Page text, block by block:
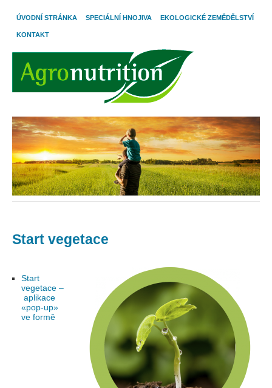
ÚVODNÍ STRÁNKA SPECIÁLNÍ HNOJIVA EKOLOGICKÉ ZEMĚDĚLSTVÍ
KONTAKT
Start vegetace
Start
vegetace –
aplikace
«pop-up»
ve formě